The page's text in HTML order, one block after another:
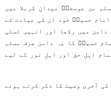
بن عوسجہؑ میدانِ کربلا میں
حسینؑ خود ان کی عیادت کے
دامن میں رکھا اور انہیں تسلی
حسینؑ کا یہ دامن صرف مسلم
اہلِ حق اور اہلِ نور کے لیے
آخری وصیت کا ذکر کرتے ہوئے